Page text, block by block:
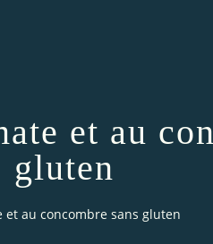
et au
gluten
et au concombre sans gluten